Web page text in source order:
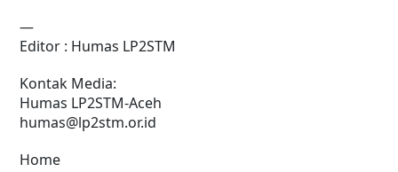
—
Editor : Humas LP2STM
Kontak Media:
Humas LP2STM-Aceh
humas@lp2stm.or.id
Home